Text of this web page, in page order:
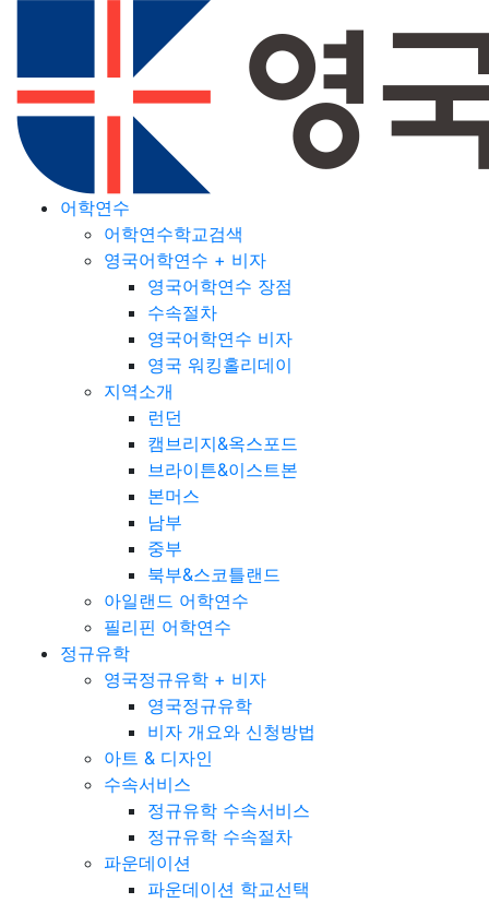
어학연수
어학연수학교검색
영국어학연수 + 비자
영국어학연수 장점
수속절차
영국어학연수 비자
영국 워킹홀리데이
지역소개
런던
캠브리지&옥스포드
브라이튼&이스트본
본머스
남부
중부
북부&스코틀랜드
아일랜드 어학연수
필리핀 어학연수
정규유학
영국정규유학 + 비자
영국정규유학
비자 개요와 신청방법
아트 & 디자인
수속서비스
정규유학 수속서비스
정규유학 수속절차
파운데이션
파운데이션 학교선택